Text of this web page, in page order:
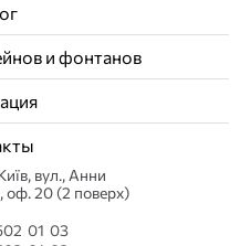
и фонтанов
вул., Анни
оф. 20 (2 поверх)
01 03